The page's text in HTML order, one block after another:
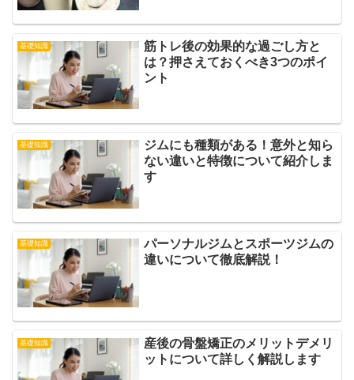
基礎知識
筋トレ後の効果的な過ごし方と
は？押さえておくべき3つのポイ
ント
基礎知識
ジムにも種類がある！意外と知ら
ない違いと特徴について紹介しま
す
基礎知識
パーソナルジムとスポーツジムの
違いについて徹底解説！
基礎知識
産後の骨盤矯正のメリットデメリ
ットについて詳しく解説します